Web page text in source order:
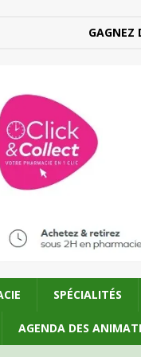
GAGNEZ
SPÉCIALITÉS
AGENDA DES